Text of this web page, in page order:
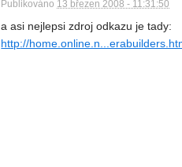
Publikováno 13 březen 2008 - 11:31:50
a asi nejlepsi zdroj odkazu je tady:
http://